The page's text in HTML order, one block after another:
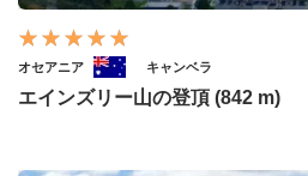
オセアニア キャンベラ
エインズリー山の登頂 (842 m)